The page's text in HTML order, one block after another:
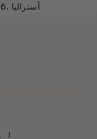
الوحدة 8/1 شارع الرئيس، ويلشبول، WA، 6106، أستراليا
|